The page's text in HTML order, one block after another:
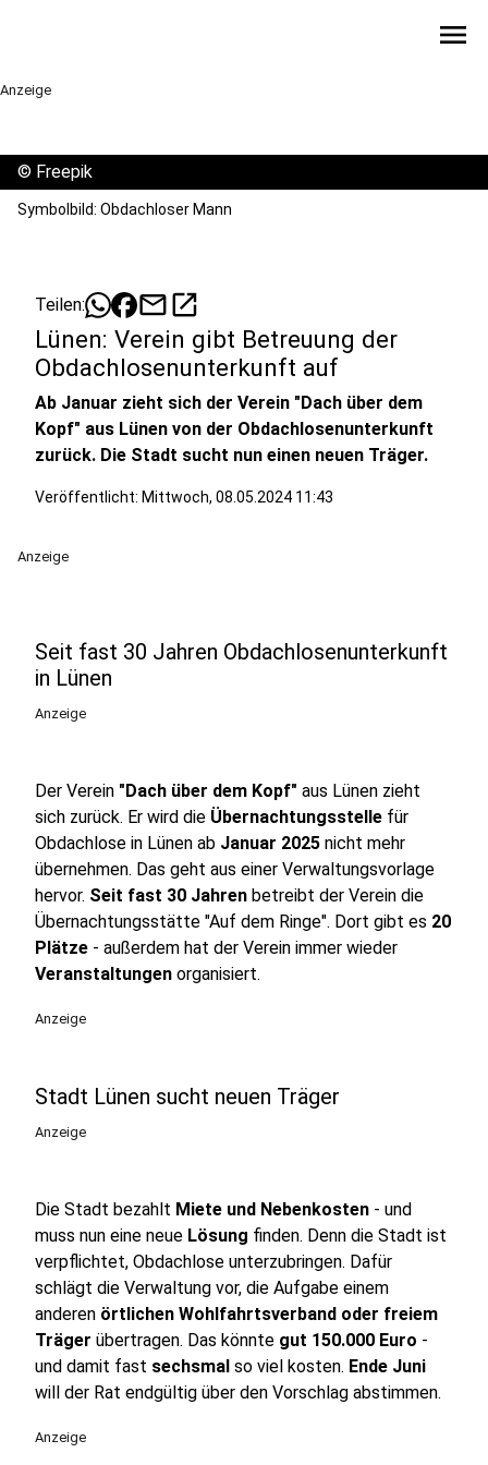
menu
Anzeige
© Freepik
Symbolbild: Obdachloser Mann
Teilen: mailopen_in_new
Lünen: Verein gibt Betreuung der
Obdachlosenunterkunft auf
Ab Januar zieht sich der Verein "Dach über dem
Kopf" aus Lünen von der Obdachlosenunterkunft
zurück. Die Stadt sucht nun einen neuen Träger.
Veröffentlicht: Mittwoch, 08.05.2024 11:43
Anzeige
Seit fast 30 Jahren Obdachlosenunterkunft
in Lünen
Anzeige
Der Verein "Dach über dem Kopf" aus Lünen zieht
sich zurück. Er wird die Übernachtungsstelle für
Obdachlose in Lünen ab Januar 2025 nicht mehr
übernehmen. Das geht aus einer Verwaltungsvorlage
hervor. Seit fast 30 Jahren betreibt der Verein die
Übernachtungsstätte "Auf dem Ringe". Dort gibt es 20
Plätze - außerdem hat der Verein immer wieder
Veranstaltungen organisiert.
Anzeige
Stadt Lünen sucht neuen Träger
Anzeige
Die Stadt bezahlt Miete und Nebenkosten - und
muss nun eine neue Lösung finden. Denn die Stadt ist
verpflichtet, Obdachlose unterzubringen. Dafür
schlägt die Verwaltung vor, die Aufgabe einem
anderen örtlichen Wohlfahrtsverband oder freiem
Träger übertragen. Das könnte gut 150.000 Euro -
und damit fast sechsmal so viel kosten. Ende Juni
will der Rat endgültig über den Vorschlag abstimmen.
Anzeige